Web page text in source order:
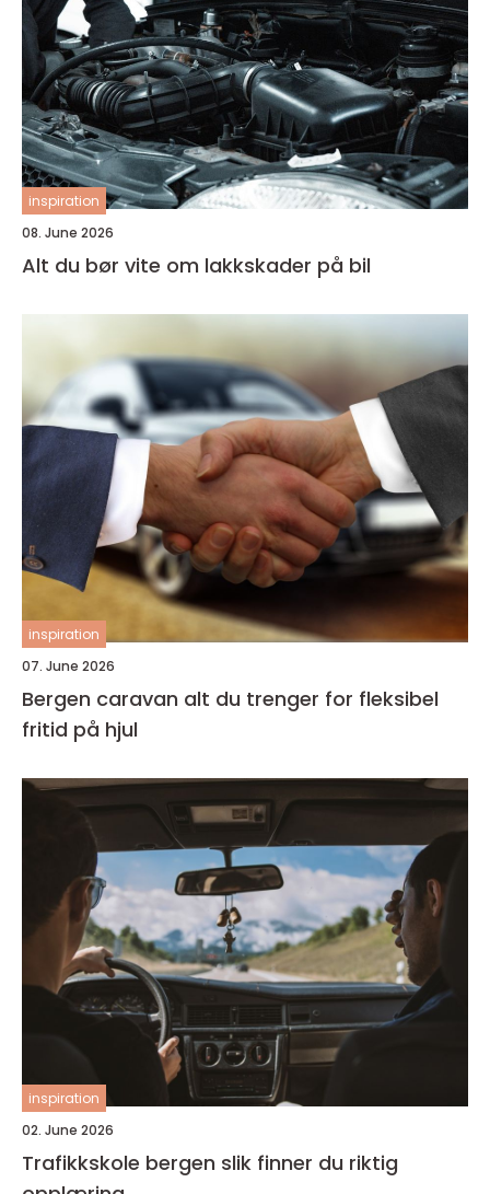
inspiration
08. June 2026
Alt du bør vite om lakkskader på bil
inspiration
07. June 2026
Bergen caravan alt du trenger for fleksibel
fritid på hjul
inspiration
02. June 2026
Trafikkskole bergen slik finner du riktig